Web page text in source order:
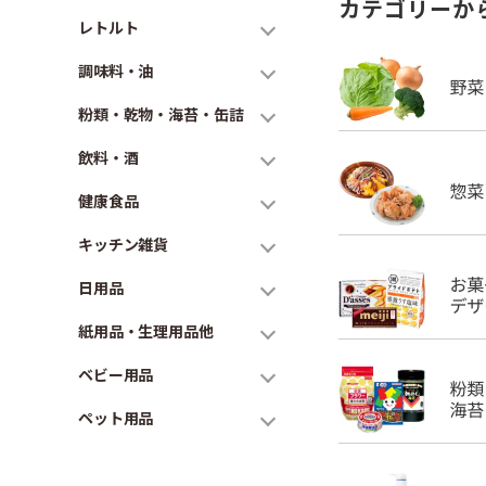
レトルト
調味料・油
粉類・乾物・海苔・缶詰
飲料・酒
健康食品
キッチン雑貨
日用品
紙用品・生理用品他
ベビー用品
ペット用品
カテゴリーか